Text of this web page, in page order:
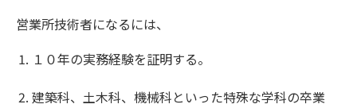
営業所技術者になるには、
１０年の実務経験を証明する。
建築科、土木科、機械科といった特殊な学科の卒業